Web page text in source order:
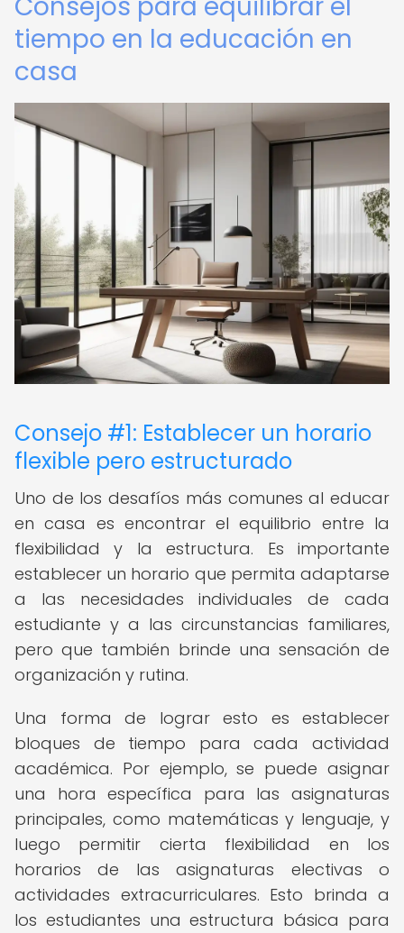
tiempo en la educación en
casa
Consejo #1: Establecer un horario
flexible pero estructurado
Uno de los desafíos más comunes al educar
en casa es encontrar el equilibrio entre la
flexibilidad y la estructura. Es importante
establecer un horario que permita adaptarse
a las necesidades individuales de cada
estudiante y a las circunstancias familiares,
pero que también brinde una sensación de
organización y rutina.
Una forma de lograr esto es establecer
bloques de tiempo para cada actividad
académica. Por ejemplo, se puede asignar
una hora específica para las asignaturas
principales, como matemáticas y lenguaje, y
luego permitir cierta flexibilidad en los
horarios de las asignaturas electivas o
actividades extracurriculares. Esto brinda a
los estudiantes una estructura básica para